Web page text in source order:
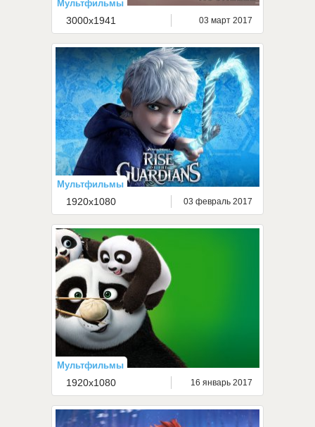
Мультфильмы
3000x1941 03 март 2017
Мультфильмы
1920x1080 03 февраль 2017
Мультфильмы
1920x1080 16 январь 2017